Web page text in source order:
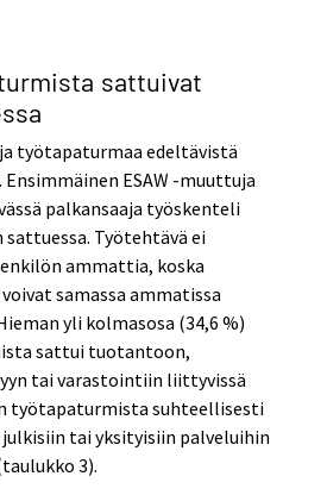
sattuivat
työtapaturmaa edeltävistä
ESAW -muuttuja
palkansaaja työskenteli
Työtehtävä ei
ammattia, koska
samassa ammatissa
yli kolmasosa (34,6 %)
sattui tuotantoon,
tai varastointiin liittyvissä
työtapaturmista suhteellisesti
tai yksityisiin palveluihin
3).